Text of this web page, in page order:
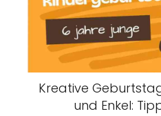
Kreative
und Enkel: